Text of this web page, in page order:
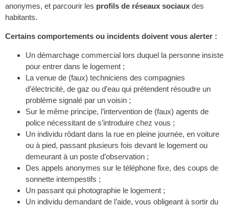
anonymes, et parcourir les profils de réseaux sociaux des
habitants.
Certains comportements ou incidents doivent vous alerter :
Un démarchage commercial lors duquel la personne insiste
pour entrer dans le logement ;
La venue de (faux) techniciens des compagnies
d’électricité, de gaz ou d’eau qui prétendent résoudre un
problème signalé par un voisin ;
Sur le même principe, l’intervention de (faux) agents de
police nécessitant de s’introduire chez vous ;
Un individu rôdant dans la rue en pleine journée, en voiture
ou à pied, passant plusieurs fois devant le logement ou
demeurant à un poste d’observation ;
Des appels anonymes sur le téléphone fixe, des coups de
sonnette intempestifs ;
Un passant qui photographie le logement ;
Un individu demandant de l’aide, vous obligeant à sortir du